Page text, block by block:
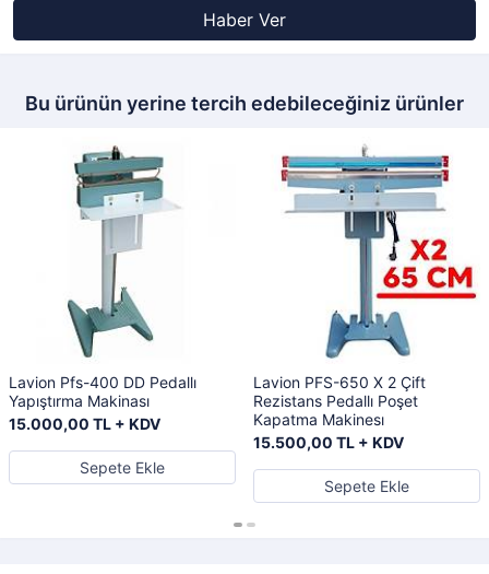
Haber Ver
Bu ürünün yerine tercih edebileceğiniz ürünler
Lavion Pfs-400 DD Pedallı
Yapıştırma Makinası
15.000,00 TL + KDV
Sepete Ekle
Lavion PFS-650 X 2 Çift
Rezistans Pedallı Poşet
Kapatma Makinesı
15.500,00 TL + KDV
Sepete Ekle